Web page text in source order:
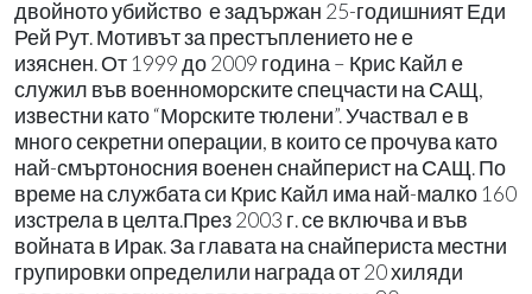
двойното убийство е задържан 25-годишният Еди
Рей Рут. Мотивът за престъплението не е
изяснен. От 1999 до 2009 година – Крис Кайл е
служил във военноморските спецчасти на САЩ,
известни като “Морските тюлени”. Участвал е в
много секретни операции, в които се прочува като
най-смъртоносния военен снайперист на САЩ. По
време на службата си Крис Кайл има най-малко 160
изстрела в целта.През 2003 г. се включва и във
войната в Ирак. За главата на снайпериста местни
групировки определили награда от 20 хиляди